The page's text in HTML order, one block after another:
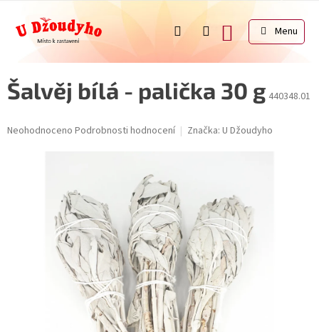
obsah
NÁKUPNÍ
KOŠÍK
Šalvěj bílá - palička 30 g 440348.01
Průměrné
Neohodnoceno Podrobnosti hodnocení Značka: U Džoudyho